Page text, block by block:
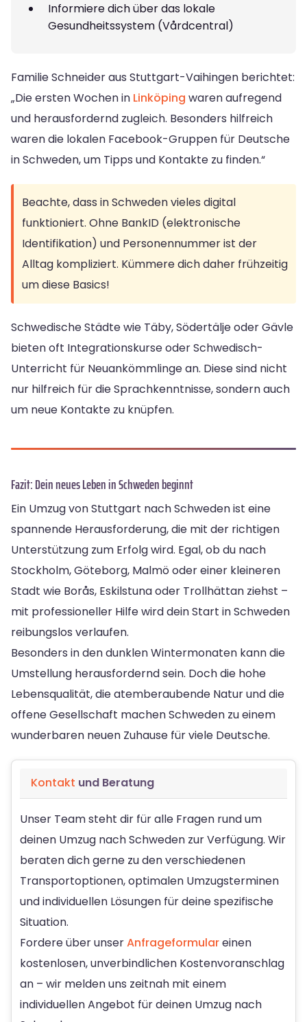
Informiere dich über das lokale
Gesundheitssystem (Vårdcentral)
Familie Schneider aus Stuttgart-Vaihingen berichtet:
„Die ersten Wochen in Linköping waren aufregend
und herausfordernd zugleich. Besonders hilfreich
waren die lokalen Facebook-Gruppen für Deutsche
in Schweden, um Tipps und Kontakte zu finden.“
Beachte, dass in Schweden vieles digital
funktioniert. Ohne BankID (elektronische
Identifikation) und Personennummer ist der
Alltag kompliziert. Kümmere dich daher frühzeitig
um diese Basics!
Schwedische Städte wie Täby, Södertälje oder Gävle
bieten oft Integrationskurse oder Schwedisch-
Unterricht für Neuankömmlinge an. Diese sind nicht
nur hilfreich für die Sprachkenntnisse, sondern auch
um neue Kontakte zu knüpfen.
Fazit: Dein neues Leben in Schweden beginnt
Ein Umzug von Stuttgart nach Schweden ist eine
spannende Herausforderung, die mit der richtigen
Unterstützung zum Erfolg wird. Egal, ob du nach
Stockholm, Göteborg, Malmö oder einer kleineren
Stadt wie Borås, Eskilstuna oder Trollhättan ziehst –
mit professioneller Hilfe wird dein Start in Schweden
reibungslos verlaufen.
Besonders in den dunklen Wintermonaten kann die
Umstellung herausfordernd sein. Doch die hohe
Lebensqualität, die atemberaubende Natur und die
offene Gesellschaft machen Schweden zu einem
wunderbaren neuen Zuhause für viele Deutsche.
Kontakt und Beratung
Unser Team steht dir für alle Fragen rund um
deinen Umzug nach Schweden zur Verfügung. Wir
beraten dich gerne zu den verschiedenen
Transportoptionen, optimalen Umzugsterminen
und individuellen Lösungen für deine spezifische
Situation.
Fordere über unserAnfrageformulareinen
kostenlosen, unverbindlichen Kostenvoranschlag
an – wir melden uns zeitnah mit einem
individuellen Angebot für deinen Umzug nach